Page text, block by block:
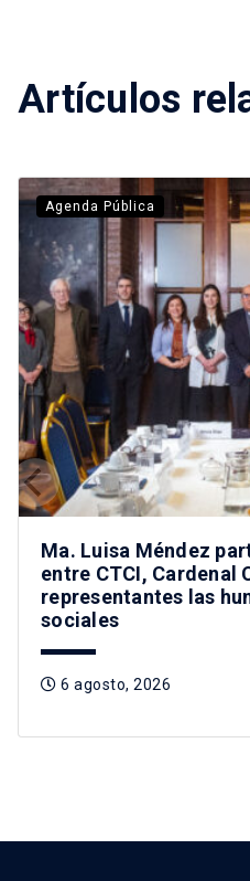
Artículos
Agenda Pública
Ma. Luisa Méndez
entre CTCI, Cardenal
representantes las
sociales
6 agosto, 2026